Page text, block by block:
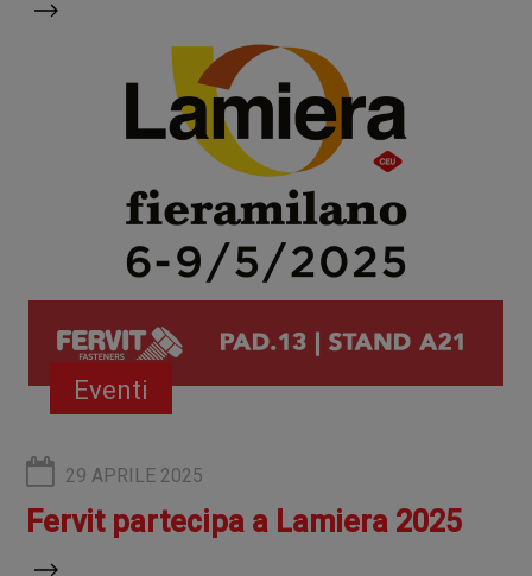
29 APRILE 2025
Eventi
Fervit partecipa a Lamiera 2025